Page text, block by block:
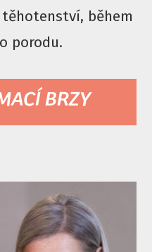
během
porodu.
BRZY